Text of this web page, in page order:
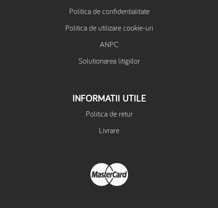
Politica de confidentialitate
Politica de utilizare cookie-uri
ANPC
Solutionarea litigiilor
INFORMATII UTILE
Politica de retur
Livrare